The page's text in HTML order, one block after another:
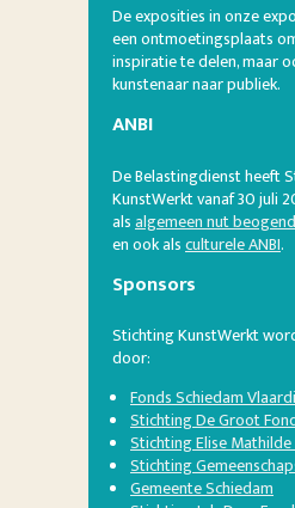
De exposities in onze
een ontmoetingsplaats
inspiratie te delen, maar
kunstenaar naar publiek.
ANBI
De Belastingdienst heeft
KunstWerkt vanaf 30 juli
alsalgemeen nut
en ook alsculturele ANBI.
Sponsors
Stichting KunstWerkt
door:
Fonds Schiedam
Stichting De Groot
Stichting Elise
Stichting
Gemeente Schiedam